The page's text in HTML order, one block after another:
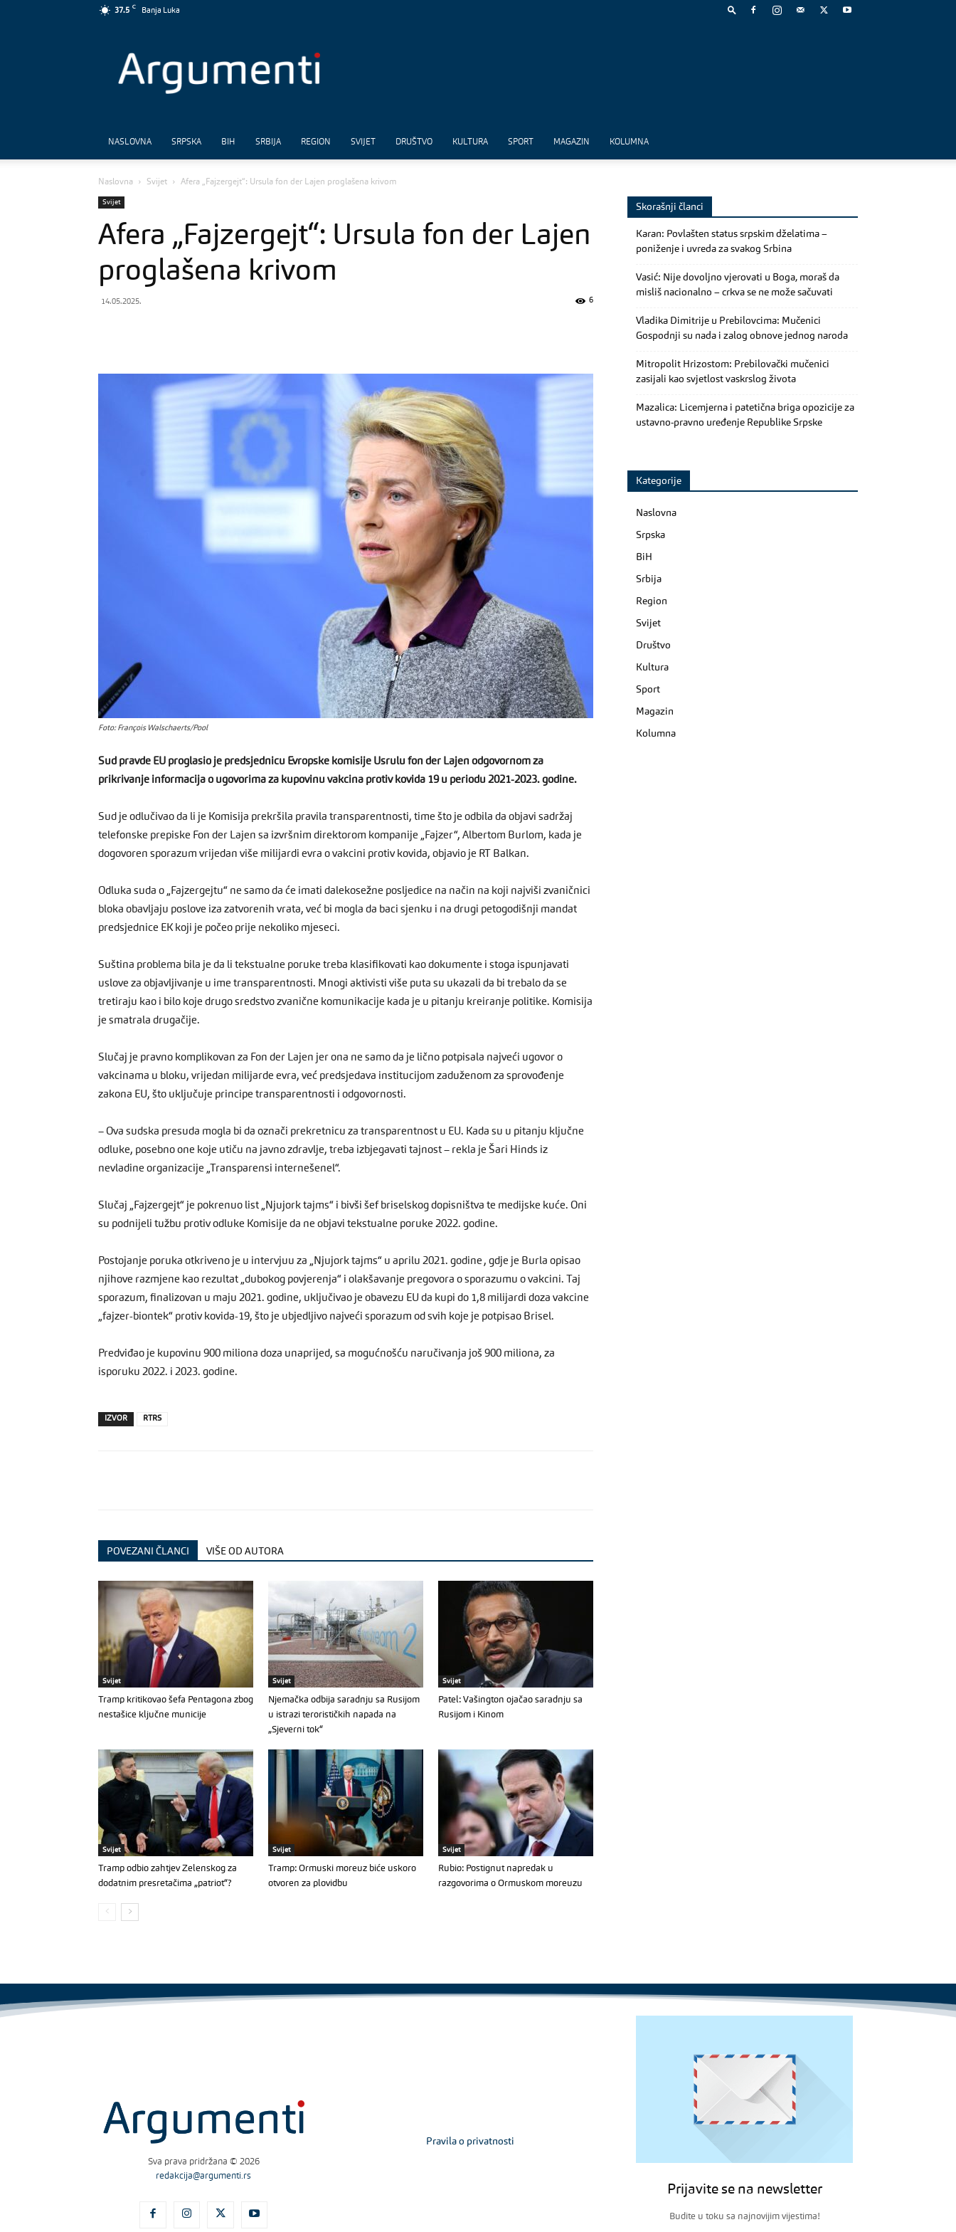
37.5
C
Banja Luka
NASLOVNA SRPSKA BIH SRBIJA REGION SVIJET DRUŠTVO KULTURA SPORT MAGAZIN KOLUMNA
Naslovna Svijet Afera „Fajzergejt“: Ursula fon der Lajen proglašena krivom
Svijet
Afera „Fajzergejt“: Ursula fon der Lajen
proglašena krivom
14.05.2025. 6
Foto: François Walschaerts/Pool
Sud pravde EU proglasio je predsjednicu Evropske komisije Usrulu fon der Lajen odgovornom za
prikrivanje informacija o ugovorima za kupovinu vakcina protiv kovida 19 u periodu 2021-2023. godine.
Sud je odlučivao da li je Komisija prekršila pravila transparentnosti, time što je odbila da objavi sadržaj
telefonske prepiske Fon der Lajen sa izvršnim direktorom kompanije „Fajzer“, Albertom Burlom, kada je
dogovoren sporazum vrijedan više milijardi evra o vakcini protiv kovida, objavio je RT Balkan.
Odluka suda o „Fajzergejtu“ ne samo da će imati dalekosežne posljedice na način na koji najviši zvaničnici
bloka obavljaju poslove iza zatvorenih vrata, već bi mogla da baci sjenku i na drugi petogodišnji mandat
predsjednice EK koji je počeo prije nekoliko mjeseci.
Suština problema bila je da li tekstualne poruke treba klasifikovati kao dokumente i stoga ispunjavati
uslove za objavljivanje u ime transparentnosti. Mnogi aktivisti više puta su ukazali da bi trebalo da se
tretiraju kao i bilo koje drugo sredstvo zvanične komunikacije kada je u pitanju kreiranje politike. Komisija
je smatrala drugačije.
Slučaj je pravno komplikovan za Fon der Lajen jer ona ne samo da je lično potpisala najveći ugovor o
vakcinama u bloku, vrijedan milijarde evra, već predsjedava institucijom zaduženom za sprovođenje
zakona EU, što uključuje principe transparentnosti i odgovornosti.
– Ova sudska presuda mogla bi da označi prekretnicu za transparentnost u EU. Kada su u pitanju ključne
odluke, posebno one koje utiču na javno zdravlje, treba izbjegavati tajnost – rekla je Šari Hinds iz
nevladine organizacije „Transparensi internešenel“.
Slučaj „Fajzergejt“ je pokrenuo list „Njujork tajms“ i bivši šef briselskog dopisništva te medijske kuće. Oni
su podnijeli tužbu protiv odluke Komisije da ne objavi tekstualne poruke 2022. godine.
Postojanje poruka otkriveno je u intervjuu za „Njujork tajms“ u aprilu 2021. godine , gdje je Burla opisao
njihove razmjene kao rezultat „dubokog povjerenja“ i olakšavanje pregovora o sporazumu o vakcini. Taj
sporazum, finalizovan u maju 2021. godine, uključivao je obavezu EU da kupi do 1,8 milijardi doza vakcine
„fajzer-biontek“ protiv kovida-19, što je ubjedljivo najveći sporazum od svih koje je potpisao Brisel.
Predviđao je kupovinu 900 miliona doza unaprijed, sa mogućnošću naručivanja još 900 miliona, za
isporuku 2022. i 2023. godine.
IZVOR RTRS
POVEZANI ČLANCI VIŠE OD AUTORA
Svijet
Tramp kritikovao šefa Pentagona zbog
nestašice ključne municije
Svijet
Njemačka odbija saradnju sa Rusijom
u istrazi terorističkih napada na
„Sjeverni tok“
Svijet
Patel: Vašington ojačao saradnju sa
Rusijom i Kinom
Svijet
Tramp odbio zahtjev Zelenskog za
dodatnim presretačima „patriot“?
Svijet
Tramp: Ormuski moreuz biće uskoro
otvoren za plovidbu
Svijet
Rubio: Postignut napredak u
razgovorima o Ormuskom moreuzu
Skorašnji članci
Karan: Povlašten status srpskim dželatima –
poniženje i uvreda za svakog Srbina
Vasić: Nije dovoljno vjerovati u Boga, moraš da
misliš nacionalno – crkva se ne može sačuvati
Vladika Dimitrije u Prebilovcima: Mučenici
Gospodnji su nada i zalog obnove jednog naroda
Mitropolit Hrizostom: Prebilovački mučenici
zasijali kao svjetlost vaskrslog života
Mazalica: Licemjerna i patetična briga opozicije za
ustavno-pravno uređenje Republike Srpske
Kategorije
Naslovna
Srpska
BiH
Srbija
Region
Svijet
Društvo
Kultura
Sport
Magazin
Kolumna
Sva prava pridržana © 2026
redakcija@argumenti.rs
Pravila o privatnosti
Prijavite se na newsletter
Budite u toku sa najnovijim vijestima!